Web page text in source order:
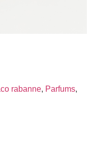
rabanne, Parfums,